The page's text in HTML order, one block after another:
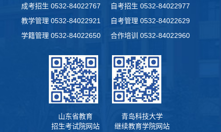
成考招生 0532-84022767
自考招生 0532-84022977
教学管理 0532-84022921
自考管理 0532-84022629
学籍管理 0532-84022650
合作培训 0532-84022960
山东省教育
招生考试院网站
青岛科技大学
继续教育学院网站